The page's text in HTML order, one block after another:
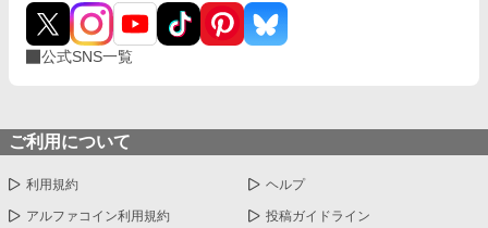
公式SNS一覧
ご利用について
利用規約 ヘルプ
アルファコイン利用規約 投稿ガイドライン